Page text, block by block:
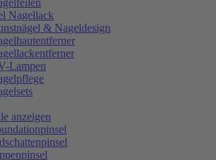
Nagellack
& Nageldesign
Lampen
anzeigen